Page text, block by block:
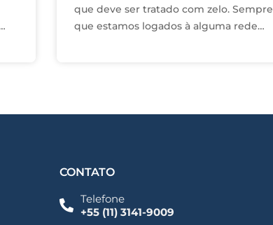
que deve ser tratado com zelo. Sempre
que estamos logados à alguma rede
CONTATO
Telefone
+55 (11) 3141-9009